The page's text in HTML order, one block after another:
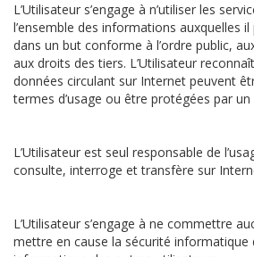
L’Utilisateur s’engage à n’utiliser les
l’ensemble des informations auxquelles
dans un but conforme à l’ordre public,
aux droits des tiers. L’Utilisateur
données circulant sur Internet peuvent
termes d’usage ou être protégées par
L’Utilisateur est seul responsable de
consulte, interroge et transfère sur
L’Utilisateur s’engage à ne commettre
mettre en cause la sécurité informatique